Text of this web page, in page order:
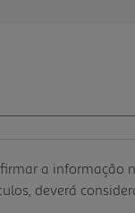
a informação
deverá